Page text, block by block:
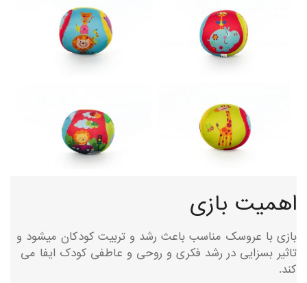
اهمیت بازی
بازی با عروسک مناسب باعث رشد و تربیت کودکان میشود و
تاثیر بسزایی در رشد فکری و روحی و عاطفی کودک ایفا می
کند.